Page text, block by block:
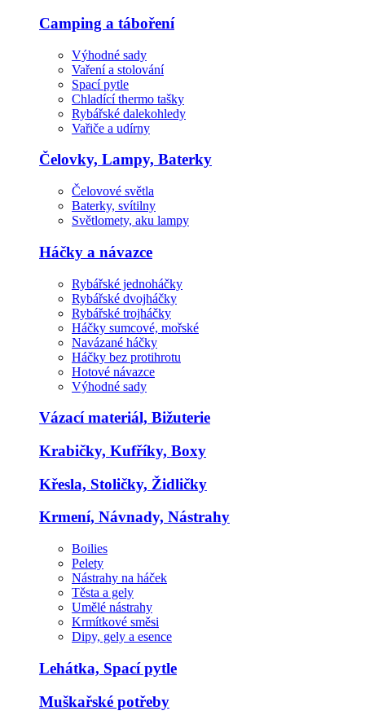
Camping a táboření
Výhodné sady
Vaření a stolování
Spací pytle
Chladící thermo tašky
Rybářské dalekohledy
Vařiče a udírny
Čelovky, Lampy, Baterky
Čelovové světla
Baterky, svítilny
Světlomety, aku lampy
Háčky a návazce
Rybářské jednoháčky
Rybářské dvojháčky
Rybářské trojháčky
Háčky sumcové, mořské
Navázané háčky
Háčky bez protihrotu
Hotové návazce
Výhodné sady
Vázací materiál, Bižuterie
Krabičky, Kufříky, Boxy
Křesla, Stoličky, Židličky
Krmení, Návnady, Nástrahy
Boilies
Pelety
Nástrahy na háček
Těsta a gely
Umělé nástrahy
Krmítkové směsi
Dipy, gely a esence
Lehátka, Spací pytle
Muškařské potřeby